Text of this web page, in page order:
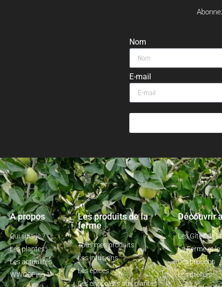
Nom
E-mail
A propos
Qui suis-je ?
Les plantes
Les actualités
WWOOFing
Les produits de la
ferme
Tous mes produits
Les infusions
Les épices
Les chocolats aux plantes
Découvrir
Les Gîtes de
La Ferme et le
Les brunchs
Les ateliers